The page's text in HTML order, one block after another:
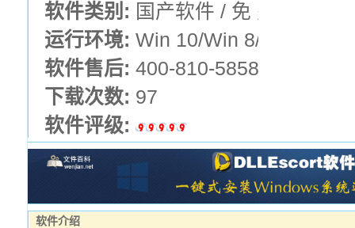
软件类别: 国产软件 / 免 费 版 / 三
运行环境: Win 10/Win 8/Win 7/
软件售后: 400-810-5858
下载次数: 97
软件评级:
软件介绍